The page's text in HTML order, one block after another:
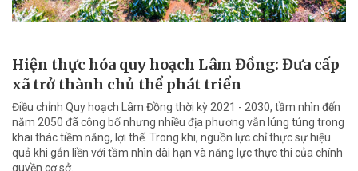
Hiện thực hóa quy hoạch Lâm Đồng: Đưa cấp
xã trở thành chủ thể phát triển
Điều chỉnh Quy hoạch Lâm Đồng thời kỳ 2021 - 2030, tầm nhìn đến
năm 2050 đã công bố nhưng nhiều địa phương vẫn lúng túng trong
khai thác tiềm năng, lợi thế. Trong khi, nguồn lực chỉ thực sự hiệu
quả khi gắn liền với tầm nhìn dài hạn và năng lực thực thi của chính
quyền cơ sở.